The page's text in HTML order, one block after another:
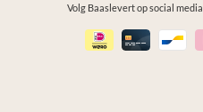
Volg Baaslevert op social media